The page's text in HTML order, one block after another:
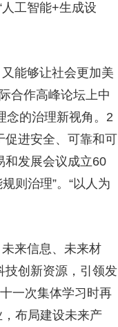
工智能+生成设
能够让社会更加美
合作高峰论坛上中
念的治理新视角。2
促进安全、可靠和可
和发展会议成立60
则治理”。“以人为
来信息、未来材
技创新资源，引领发
一次集体学习时再
布局建设未来产